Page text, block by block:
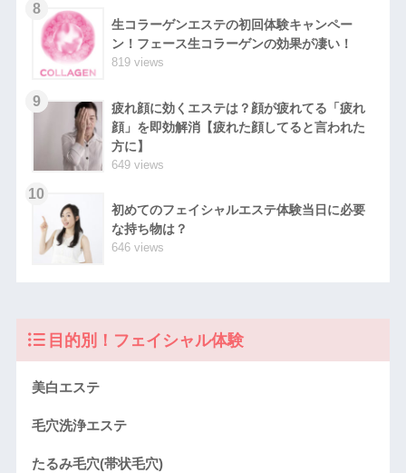
8
生コラーゲンエステの初回体験キャンペー
ン！フェース生コラーゲンの効果が凄い！
819 views
9
疲れ顔に効くエステは？顔が疲れてる「疲れ
顔」を即効解消【疲れた顔してると言われた
方に】
649 views
10
初めてのフェイシャルエステ体験当日に必要
な持ち物は？
646 views
目的別！フェイシャル体験
美白エステ
毛穴洗浄エステ
たるみ毛穴(帯状毛穴)